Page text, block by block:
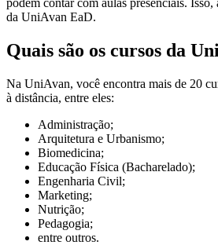
da UniAvan EaD.
Quais são os cursos da
Na UniAvan, você encontra mais de 20
à distância, entre eles:
Administração;
Arquitetura e Urbanismo;
Biomedicina;
Educação Física (Bacharelado);
Engenharia Civil;
Marketing;
Nutrição;
Pedagogia;
entre outros.